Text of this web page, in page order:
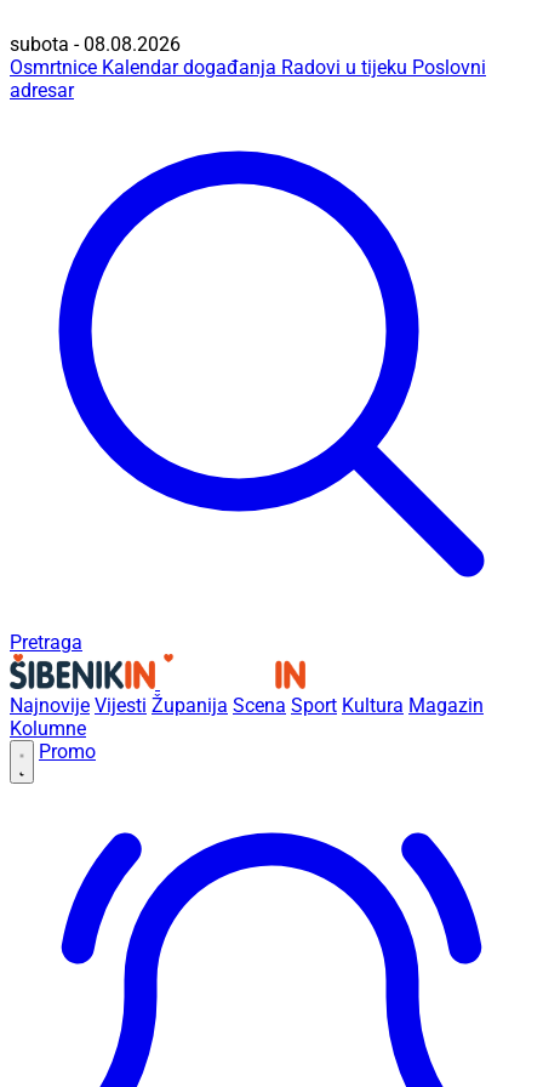
subota - 08.08.2026
Osmrtnice Kalendar događanja Radovi u tijeku Poslovni
adresar
Pretraga
Najnovije Vijesti Županija Scena Sport Kultura Magazin
Kolumne
Promo